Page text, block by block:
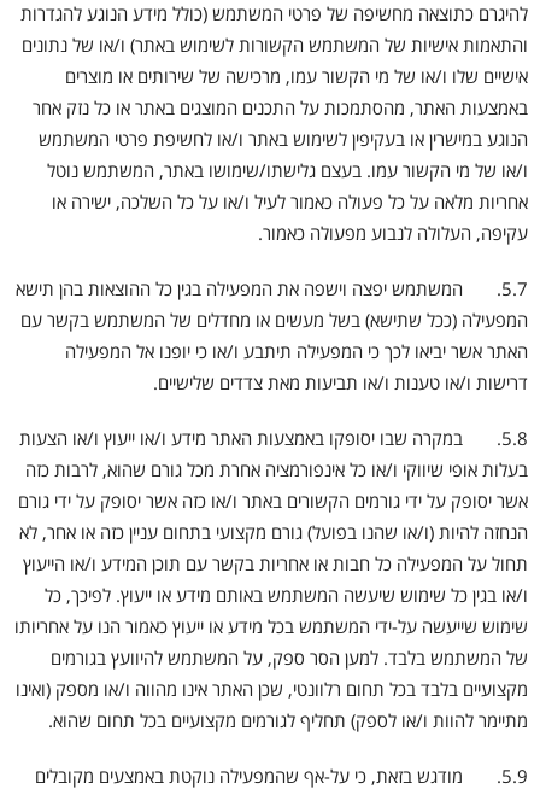
להיגרם כתוצאה מחשיפה של פרטי המשתמש (כולל מידע הנוגע להגדרות
והתאמות אישיות של המשתמש הקשורות לשימוש באתר) ו/או של נתונים
אישיים שלו ו/או של מי הקשור עמו, מרכישה של שירותים או מוצרים
באמצעות האתר, מהסתמכות על התכנים המוצגים באתר או כל נזק אחר
הנוגע במישרין או בעקיפין לשימוש באתר ו/או לחשיפת פרטי המשתמש
ו/או של מי הקשור עמו. בעצם גלישתו/שימושו באתר, המשתמש נוטל
אחריות מלאה על כל פעולה כאמור לעיל ו/או על כל השלכה, ישירה או
עקיפה, העלולה לנבוע מפעולה כאמור.
5.7. המשתמש יפצה וישפה את המפעילה בגין כל ההוצאות בהן תישא
המפעילה (ככל שתישא) בשל מעשים או מחדלים של המשתמש בקשר עם
האתר אשר יביאו לכך כי המפעילה תיתבע ו/או כי יופנו אל המפעילה
דרישות ו/או טענות ו/או תביעות מאת צדדים שלישיים.
5.8. במקרה שבו יסופקו באמצעות האתר מידע ו/או ייעוץ ו/או הצעות
בעלות אופי שיווקי ו/או כל אינפורמציה אחרת מכל גורם שהוא, לרבות כזה
אשר יסופק על ידי גורמים הקשורים באתר ו/או כזה אשר יסופק על ידי גורם
הנחזה להיות (ו/או שהנו בפועל) גורם מקצועי בתחום עניין כזה או אחר, לא
תחול על המפעילה כל חבות או אחריות בקשר עם תוכן המידע ו/או הייעוץ
ו/או בגין כל שימוש שיעשה המשתמש באותם מידע או ייעוץ. לפיכך, כל
שימוש שייעשה על-ידי המשתמש בכל מידע או ייעוץ כאמור הנו על אחריותו
של המשתמש בלבד. למען הסר ספק, על המשתמש להיוועץ בגורמים
מקצועיים בלבד בכל תחום רלוונטי, שכן האתר אינו מהווה ו/או מספק (ואינו
מתיימר להוות ו/או לספק) תחליף לגורמים מקצועיים בכל תחום שהוא.
5.9. מודגש בזאת, כי על-אף שהמפעילה נוקטת באמצעים מקובלים